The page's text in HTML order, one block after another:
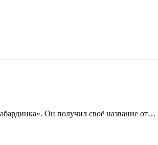
Он получил своё название от…